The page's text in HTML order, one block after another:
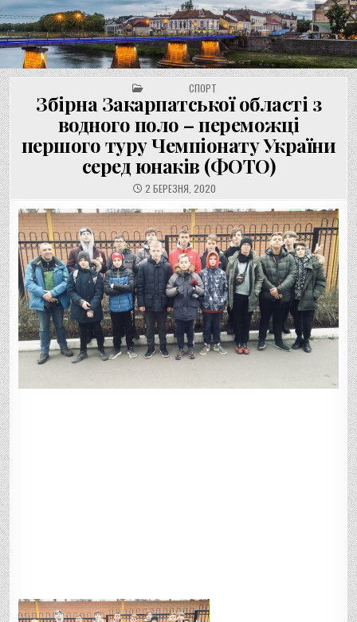
Перейти
до
вмісту
UNGVAR.UZ.UA
POSTED INСПОРТ
Збірна Закарпатської області з
водного поло – переможці
першого туру Чемпіонату України
серед юнаків (ФОТО)
2 БЕРЕЗНЯ, 2020